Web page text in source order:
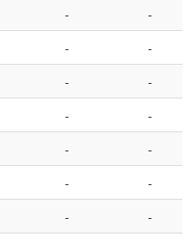
-
-
-
-
-
-
-
-
-
-
-
-
-
-